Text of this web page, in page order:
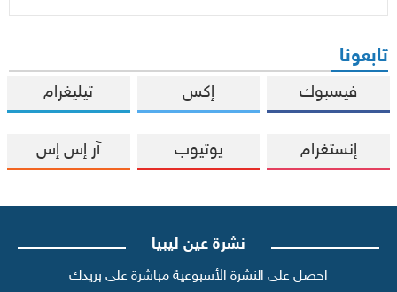
تابعونا
فيسبوك إكس تيليغرام
إنستغرام يوتيوب آر إس إس
نشرة عين ليبيا
احصل على النشرة الأسبوعية مباشرة على بريدك